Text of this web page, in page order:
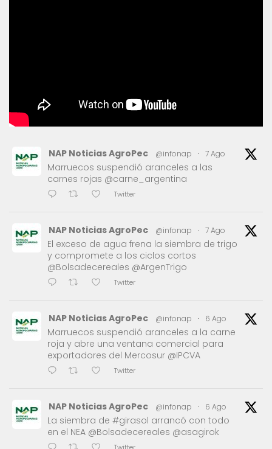
NAP Noticias AgroPec @infonap · 7 Ago
Marruecos suspendió aranceles a las
carnes rojas @carne_argentina
Twitter
NAP Noticias AgroPec @infonap · 7 Ago
El exceso de agua frena la siembra de trigo
y compromete a los ciclos cortos
@Bolsadecereales @ArgenTrigo
Twitter
NAP Noticias AgroPec @infonap · 6 Ago
Marruecos suspendió aranceles a la carne
roja y abre una ventana comercial para
exportadores del Mercosur @IPCVA
Twitter
NAP Noticias AgroPec @infonap · 6 Ago
La siembra de #girasol arrancó con todo
en el NEA @Bolsadecereales @asagirok
Twitter